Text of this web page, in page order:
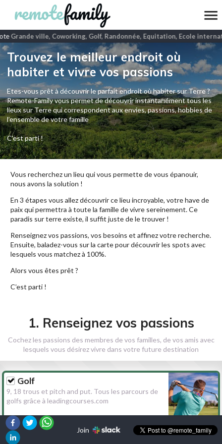
Grande ville, Coworking, Golf, Randonnée, Equitation, Ecole
Trouvez le meilleur endroit où
habiter et vivre vos passions
Etes-vous prêt à découvrir le parfait endroit où habiter sur Terre ?
Remote-Family vous permet de découvrir instantanément tous les
lieux sur Terre qui correspondent aux envies, passions, hobbies de
l’ensemble de votre famille
C'est parti !
Vous recherchez un lieu qui vous permette de vous épanouir,
nous avons la solution !
En 3 étapes vous allez découvrir ce lieu incroyable, votre have de
paix qui permettra à toute la famille de vivre sereinement. Ce
paradis sur terre existe, il suffit juste de le trouver !
Renseignez vos passions, vos besoins et affinez votre recherche.
Ensuite, baladez-vous sur la carte pour découvrir les spots avec
lesquels vous matchez à 100%.
Alors vous êtes prêt ?
C’est parti !
1. Renseignez vos passions
Cochez les passions des membres de vos familles, de vos amis avec
lesquels vous désirez vivre dans votre future destination
Golf
9, 18 trous et pitch and put. Tous les parcours de
golfs grâce à leadingcourses.com
Randonnée
Join